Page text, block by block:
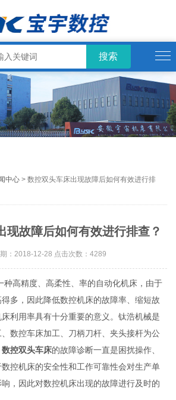
中心 > 数控双头车床出现故障后如何有效进行排
现故障后如何有效进行排查？
：2018-12-28 点击次数：4289
种高精度、高柔性、率的自动化机床，由于
多，因此降低数控机床的故障率、缩短故
利用率具有十分重要的意义。钛浩机械是
数控车床加工、刀柄刀杆、夹头接杆为公
数控双头车床的故障诊断一直是困扰操作、
控机床的安全性和工作可靠性会对生产单
，因此对数控机床出现的故障进行及时的